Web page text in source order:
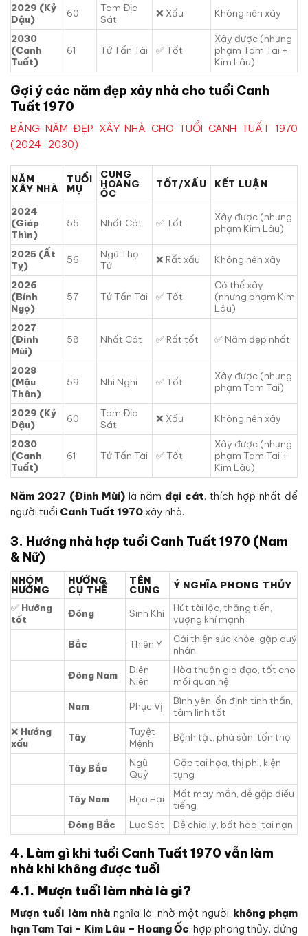
2029 (Kỷ
Dậu)
60
Tam Địa
Sát
❌ Xấu Không nên xây
2030
(Canh
Tuất)
61 Tứ Tấn Tài ✅ Tốt
Xây được (nhưng
phạm Tam Tai +
Kim Lâu)
Gợi ý các năm đẹp xây nhà cho tuổi Canh
Tuất 1970
BẢNG NĂM ĐẸP XÂY NHÀ CHO TUỔI CANH TUẤT 1970
(2024–2030)
NĂM
XÂY NHÀ
TUỔI
MỤ
CUNG
HOANG
ỐC
TỐT/XẤU KẾT LUẬN
2024
(Giáp
Thìn)
55 Nhất Cát ✅ Tốt
Xây được (nhưng
phạm Kim Lâu)
2025 (Ất
Tỵ)
56
Ngũ Thọ
Tử
❌ Rất xấu Không nên xây
2026
(Bính
Ngọ)
57 Tứ Tấn Tài ✅ Tốt
Có thể xây
(nhưng phạm Kim
Lâu)
2027
(Đinh
Mùi)
58 Nhất Cát ✅ Rất tốt ✅ Năm đẹp nhất
2028
(Mậu
Thân)
59 Nhì Nghi ✅ Tốt
Xây được (nhưng
phạm Tam Tai)
2029 (Kỷ
Dậu)
60
Tam Địa
Sát
❌ Xấu Không nên xây
2030
(Canh
Tuất)
61 Tứ Tấn Tài ✅ Tốt
Xây được (nhưng
phạm Tam Tai +
Kim Lâu)
Năm 2027 (Đinh Mùi) là năm đại cát, thích hợp nhất để
người tuổi Canh Tuất 1970 xây nhà.
3. Hướng nhà hợp tuổi Canh Tuất 1970 (Nam
& Nữ)
NHÓM
HƯỚNG
HƯỚNG
CỤ THỂ
TÊN
CUNG
Ý NGHĨA PHONG THỦY
✅ Hướng
tốt
Đông Sinh Khí
Hút tài lộc, thăng tiến,
vượng khí mạnh
Bắc
Thiên Y
Cải thiện sức khỏe, gặp quý
nhân
Đông Nam
Diên
Niên
Hòa thuận gia đạo, tốt cho
mối quan hệ
Nam
Phục Vị
Bình yên, ổn định tinh thần,
tâm linh tốt
❌ Hướng
xấu
Tây
Tuyệt
Mệnh
Bệnh tật, phá sản, tổn thọ
Tây Bắc
Ngũ
Quỷ
Gặp tai họa, thị phi, kiện
tụng
Tây Nam
Họa Hại
Mất may mắn, dễ gặp điều
tiếng
Đông Bắc
Lục Sát Dễ chia ly, bất hòa, tai nạn
4. Làm gì khi tuổi Canh Tuất 1970 vẫn làm
nhà khi không được tuổi
4.1. Mượn tuổi làm nhà là gì?
Mượn tuổi làm nhànghĩa là: nhờ một người không phạm
hạn Tam Tai – Kim Lâu – Hoang Ốc, hợp phong thủy, đứng